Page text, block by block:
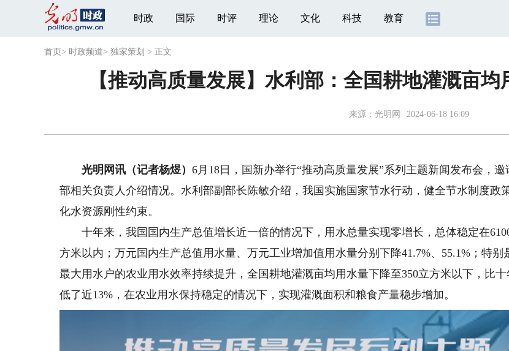
时政 国际 时评 理论 文化 科技 教育
首页 > 时政频道> 独家策划 > 正文
【推动高质量发展】水利部：全国耕地灌溉亩
来源： 光明网 2024-06-18 16:09
光明网讯（记者杨煜）6月18日，国新办举行“推动高质量发展”系列主题新闻发布会，邀
部相关负责人介绍情况。水利部副部长陈敏介绍，我国实施国家节水行动，健全节水制度政
化水资源刚性约束。
十年来，我国国内生产总值增长近一倍的情况下，用水总量实现零增长，总体稳定在
方米以内；万元国内生产总值用水量、万元工业增加值用水量分别下降41.7%、55.1%；特别
最大用水户的农业用水效率持续提升，全国耕地灌溉亩均用水量下降至350立方米以下，比十
低了近13%，在农业用水保持稳定的情况下，实现灌溉面积和粮食产量稳步增加。